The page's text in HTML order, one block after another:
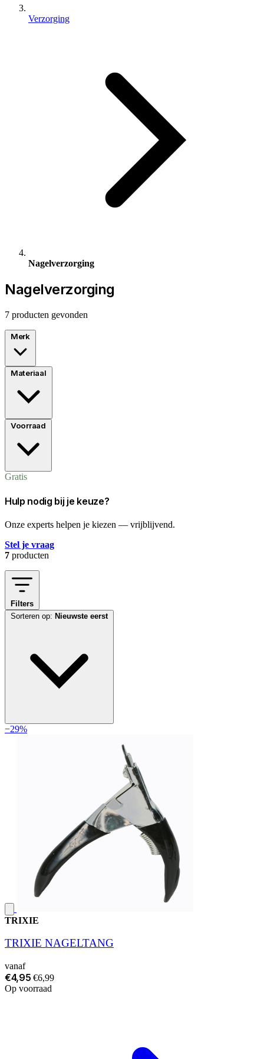
Verzorging
Nagelverzorging
Nagelverzorging
7 producten gevonden
Merk
Materiaal
Voorraad
Gratis
Hulp nodig bij je keuze?
Onze experts helpen je kiezen — vrijblijvend.
Stel je vraag
7 producten
Filters
Sorteren op: Nieuwste eerst
−29%
TRIXIE
TRIXIE NAGELTANG
vanaf
€4,95 €6,99
Op voorraad